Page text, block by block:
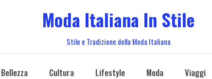
Moda Italiana In Stile
Stile e Tradizione della Moda Italiana
Bellezza Cultura Lifestyle Moda Viaggi